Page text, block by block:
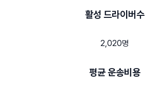
활성 드라이버수
2,020명
평균 운송비용